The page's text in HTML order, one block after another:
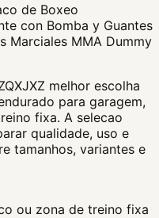
de Boxeo
con Bomba y Guantes
Marciales MMA Dummy
melhor escolha
para garagem,
fixa. A selecao
qualidade, uso e
tamanhos, variantes e
ou zona de treino fixa